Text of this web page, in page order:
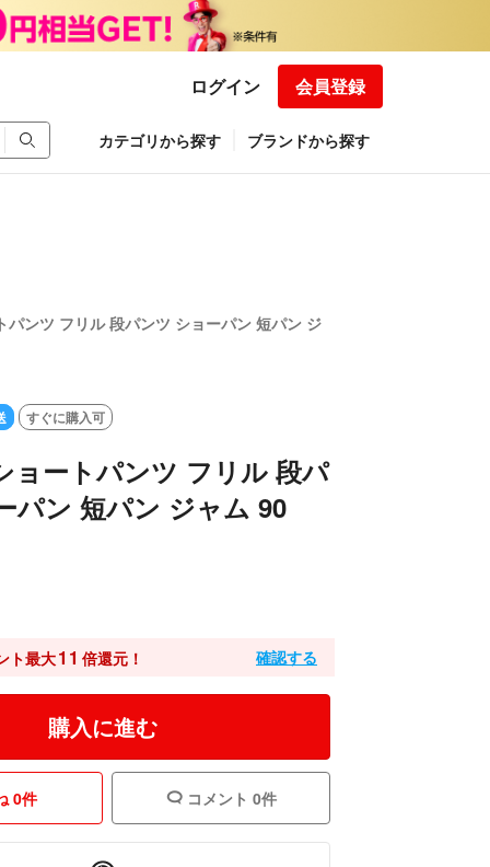
ログイン 会員登録
カテゴリから探す ブランドから探す
パンツ フリル 段パンツ ショーパン 短パン ジ
すぐに購入可
ョートパンツ フリル 段パ
パン 短パン ジャム 90
ト最大11 倍還元！ 確認する
購入に進む
0件 コメント 0件